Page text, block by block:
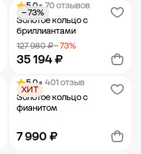
Добавить в корзину
5.0• 70 отзывов
Золотое кольцо с
бриллиантами
127 980 ₽− 73%
35 194 ₽
− 73%
Добавить в корзину
5.0• 401 отзыв
Золотое кольцо с
фианитом
7 990 ₽
ХИТ